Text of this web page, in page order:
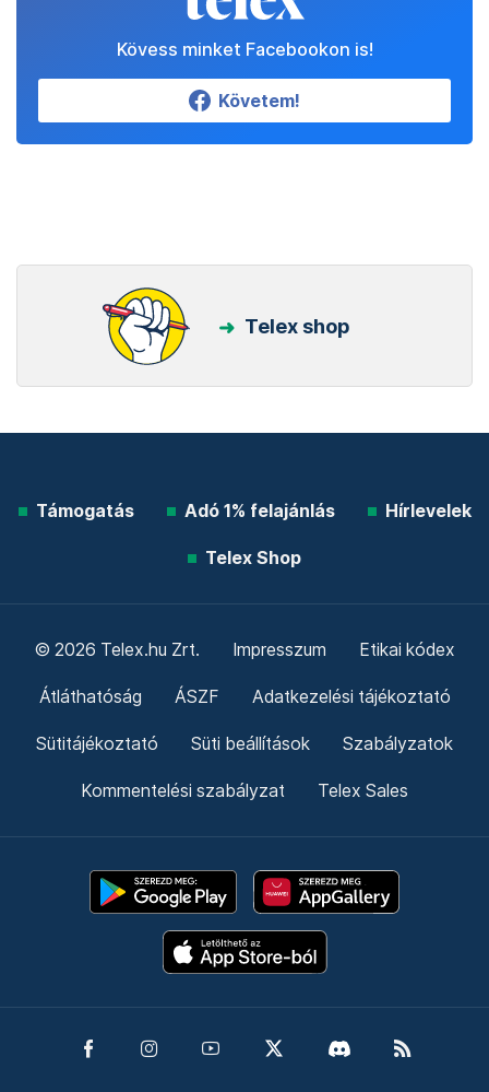
Kövess minket Facebookon is!
Követem!
Telex shop
Támogatás Adó 1% felajánlás Hírlevelek
Telex Shop
© 2026 Telex.hu Zrt. Impresszum Etikai kódex
Átláthatóság ÁSZF Adatkezelési tájékoztató
Sütitájékoztató Süti beállítások Szabályzatok
Kommentelési szabályzat Telex Sales